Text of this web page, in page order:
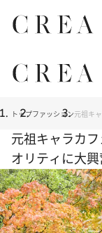
トップファッション元祖キ
元祖キャラカフェ「鬼
オリティに大興